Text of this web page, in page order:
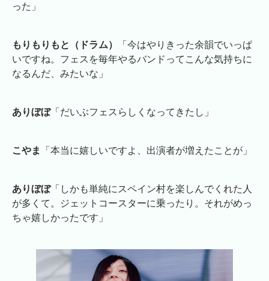
った」
もりもりもと（ドラム）
「今はやりきった余韻でいっぱ
いですね。フェスを毎年やるバンドってこんな気持ちに
なるんだ、みたいな」
ありぼぼ「だいぶフェスらしくなってきたし」
こやま 「本当に嬉しいですよ、出演者が増えたことが」
ありぼぼ「しかも単純にスペイン村を楽しんでくれた人
が多くて。ジェットコースターに乗ったり。それがめっ
ちゃ嬉しかったです」